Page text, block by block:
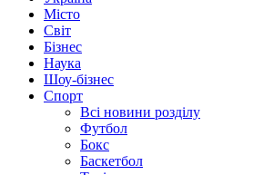
Місто
Світ
Бізнес
Наука
Шоу-бізнес
Спорт
Всі новини розділу
Футбол
Бокс
Баскетбол